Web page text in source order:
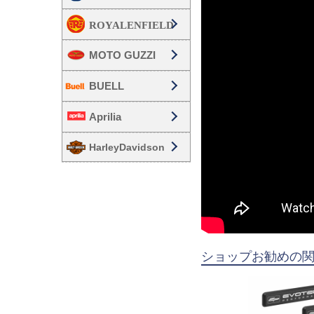
MOTO GUZZI
BUELL
Aprilia
HarleyDavidson
ショップお勧めの